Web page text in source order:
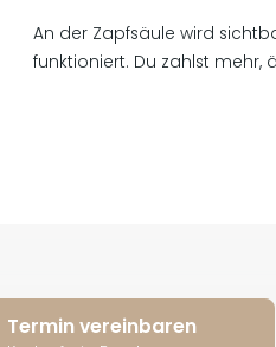
An der Zapfsäule wird
funktioniert. Du zahlst mehr,
Termin vereinbaren